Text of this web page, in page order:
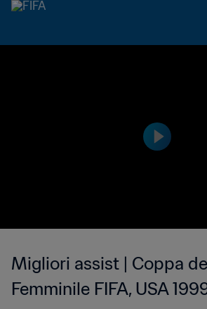
Migliori assist | Coppa
Femminile FIFA, USA